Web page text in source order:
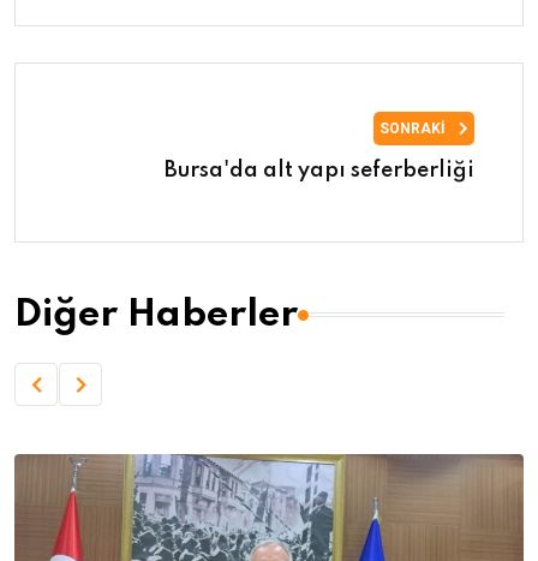
SONRAKI
Bursa'da alt yapı seferberliği
Diğer Haberler